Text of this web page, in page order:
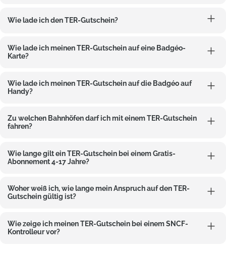
Wie lade ich den TER-Gutschein?
Wie lade ich meinen TER-Gutschein auf eine Badgéo-
Karte?
Wie lade ich meinen TER-Gutschein auf die Badgéo auf
Handy?
Zu welchen Bahnhöfen darf ich mit einem TER-Gutschein
fahren?
Wie lange gilt ein TER-Gutschein bei einem Gratis-
Abonnement 4-17 Jahre?
Woher weiß ich, wie lange mein Anspruch auf den TER-
Gutschein gültig ist?
Wie zeige ich meinen TER-Gutschein bei einem SNCF-
Kontrolleur vor?